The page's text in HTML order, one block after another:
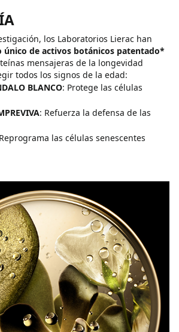
los Laboratorios Lierac han
único de activos botánicos patentado*
mensajeras de la longevidad
todos los signos de la edad:
BLANCO: Protege las células
: Refuerza la defensa de las
las células senescentes